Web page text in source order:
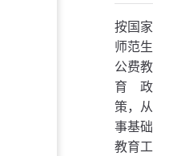
按国家
师范生
公费教
育政
策，从
事基础
教育工